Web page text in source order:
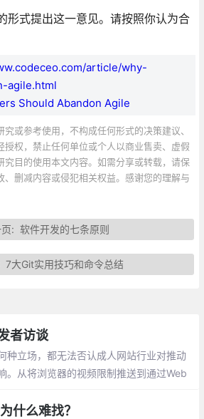
形式提出这一意见。请按照你认为合
article/why-
agile.html
Should Abandon Agile
或参考使用，不构成任何形式的决策建议、
授权，禁止任何单位或个人以商业售卖、虚假
究目的使用本文内容。如需分享或转载，请保
、删减内容或侵犯相关权益。感谢您的理解与
页: 软件开发的七条原则
7大Git实用技巧和命令总结
者访谈
种立场，都无法否认成人网站行业对推动
。从将浏览器的视频限制推送到通过Web
行创新。
什么难找？